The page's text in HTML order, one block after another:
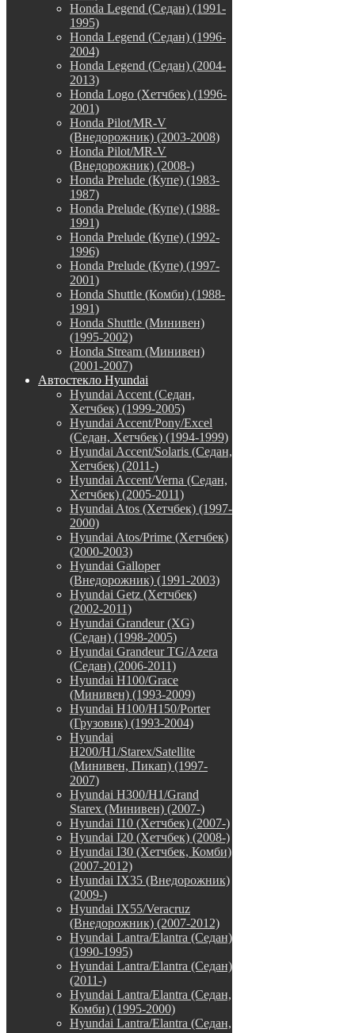
Honda Legend (Седан) (1991-
1995)
Honda Legend (Седан) (1996-
2004)
Honda Legend (Седан) (2004-
2013)
Honda Logo (Хетчбек) (1996-
2001)
Honda Pilot/MR-V
(Внедорожник) (2003-2008)
Honda Pilot/MR-V
(Внедорожник) (2008-)
Honda Prelude (Купе) (1983-
1987)
Honda Prelude (Купе) (1988-
1991)
Honda Prelude (Купе) (1992-
1996)
Honda Prelude (Купе) (1997-
2001)
Honda Shuttle (Комби) (1988-
1991)
Honda Shuttle (Минивен)
(1995-2002)
Honda Stream (Минивен)
(2001-2007)
Автостекло Hyundai
Hyundai Accent (Седан,
Хетчбек) (1999-2005)
Hyundai Accent/Pony/Excel
(Седан, Хетчбек) (1994-1999)
Hyundai Accent/Solaris (Седан,
Хетчбек) (2011-)
Hyundai Accent/Verna (Седан,
Хетчбек) (2005-2011)
Hyundai Atos (Хетчбек) (1997-
2000)
Hyundai Atos/Prime (Хетчбек)
(2000-2003)
Hyundai Galloper
(Внедорожник) (1991-2003)
Hyundai Getz (Хетчбек)
(2002-2011)
Hyundai Grandeur (XG)
(Седан) (1998-2005)
Hyundai Grandeur TG/Azera
(Седан) (2006-2011)
Hyundai H100/Grace
(Минивен) (1993-2009)
Hyundai H100/H150/Porter
(Грузовик) (1993-2004)
Hyundai
H200/H1/Starex/Satellite
(Минивен, Пикап) (1997-
2007)
Hyundai H300/H1/Grand
Starex (Минивен) (2007-)
Hyundai I10 (Хетчбек) (2007-)
Hyundai I20 (Хетчбек) (2008-)
Hyundai I30 (Хетчбек, Комби)
(2007-2012)
Hyundai IX35 (Внедорожник)
(2009-)
Hyundai IX55/Veracruz
(Внедорожник) (2007-2012)
Hyundai Lantra/Elantra (Седан)
(1990-1995)
Hyundai Lantra/Elantra (Седан)
(2011-)
Hyundai Lantra/Elantra (Седан,
Комби) (1995-2000)
Hyundai Lantra/Elantra (Седан,